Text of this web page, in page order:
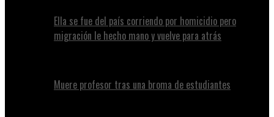
Ella se fue del país corriendo por homicidio pero
migración le hecho mano y vuelve para atrás
Muere profesor tras una broma de estudiantes